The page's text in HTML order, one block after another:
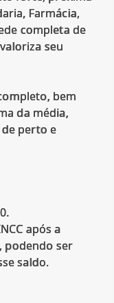
Farmácia,
completa de
seu
bem
da média,
perto e
após a
podendo ser
saldo.